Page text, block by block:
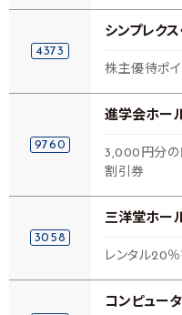
4373
シンプレクス
株主優待ポ
9760
進学会ホー
3,000円分の
割引券
3058
三洋堂ホー
レンタル20
コンピュー